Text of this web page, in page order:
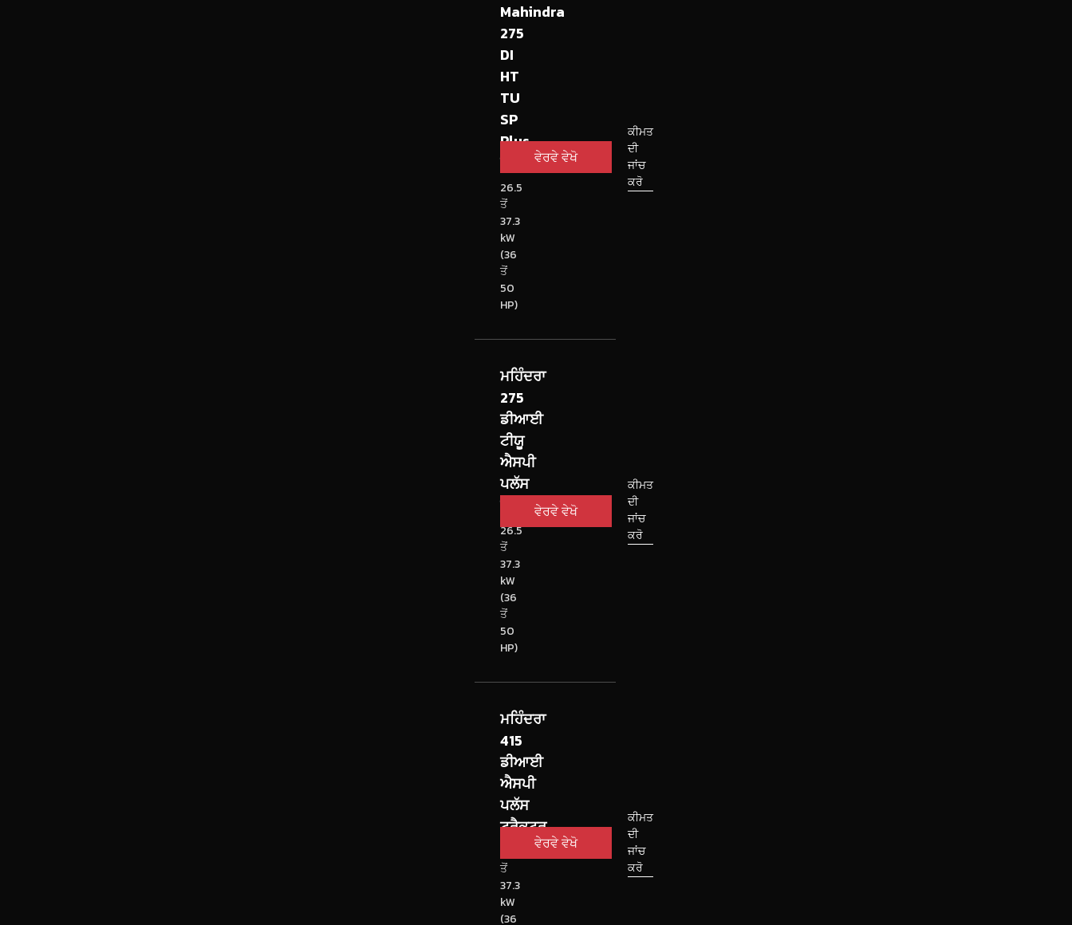
Mahindra
275
DI
HT
TU
SP
Plus
ਟ੍ਰੈਕਟਰ
26.5
ਤੋਂ
37.3
kW
(36
ਤੋਂ
50
HP)
ਵੇਰਵੇ ਵੇਖੋ
ਕੀਮਤ
ਦੀ
ਜਾਂਚ
ਕਰੋ
ਮਹਿੰਦਰਾ
275
ਡੀਆਈ
ਟੀਯੂ
ਐਸਪੀ
ਪਲੱਸ
ਟ੍ਰੈਕਟਰ
26.5
ਤੋਂ
37.3
kW
(36
ਤੋਂ
50
HP)
ਵੇਰਵੇ ਵੇਖੋ
ਕੀਮਤ
ਦੀ
ਜਾਂਚ
ਕਰੋ
ਮਹਿੰਦਰਾ
415
ਡੀਆਈ
ਐਸਪੀ
ਪਲੱਸ
ਟ੍ਰੈਕਟਰ
ਤੋਂ
37.3
kW
(36
ਵੇਰਵੇ ਵੇਖੋ
ਕੀਮਤ
ਦੀ
ਜਾਂਚ
ਕਰੋ